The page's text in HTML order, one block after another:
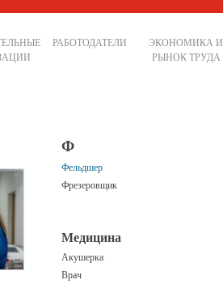
РАБОТОДАТЕЛИ
ЭКОНОМИКА И
РЫНОК ТРУДА
Ф
Фельдшер
Фрезеровщик
Медицина
Акушерка
Врач